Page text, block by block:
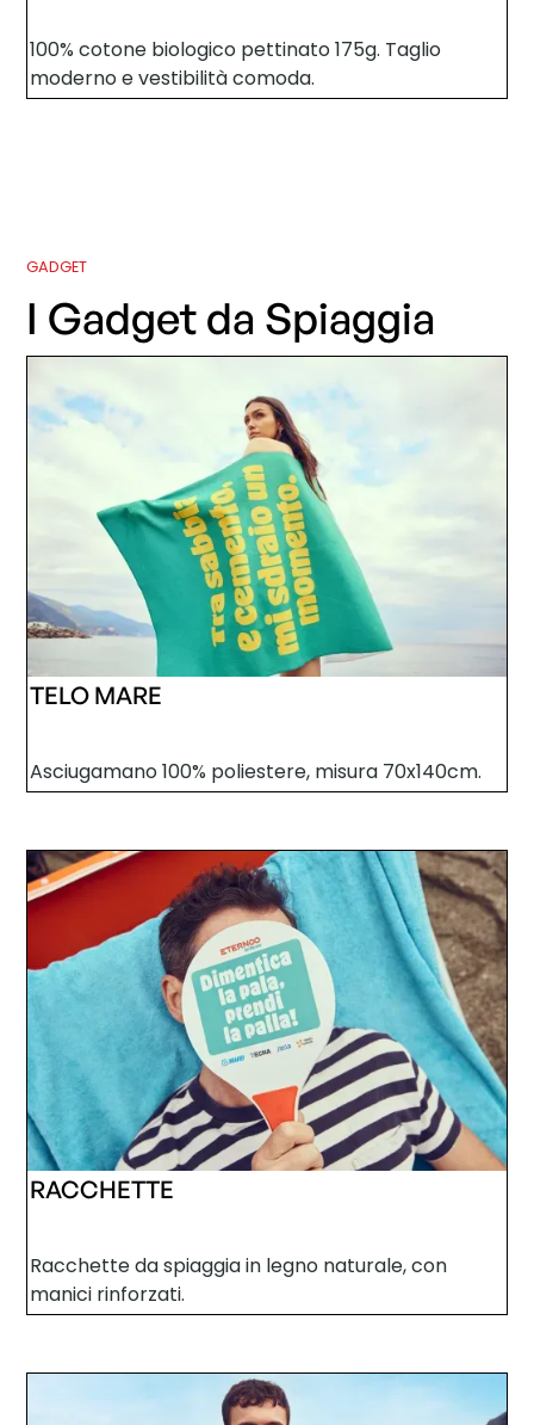
100% cotone biologico pettinato 175g. Taglio
moderno e vestibilità comoda.
GADGET
I Gadget da Spiaggia
TELO MARE
Asciugamano 100% poliestere, misura 70x140cm.
RACCHETTE
Racchette da spiaggia in legno naturale, con
manici rinforzati.